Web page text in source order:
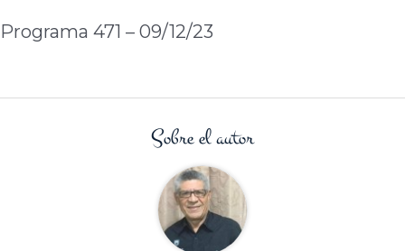
Programa 471 – 09/12/23
Sobre el autor